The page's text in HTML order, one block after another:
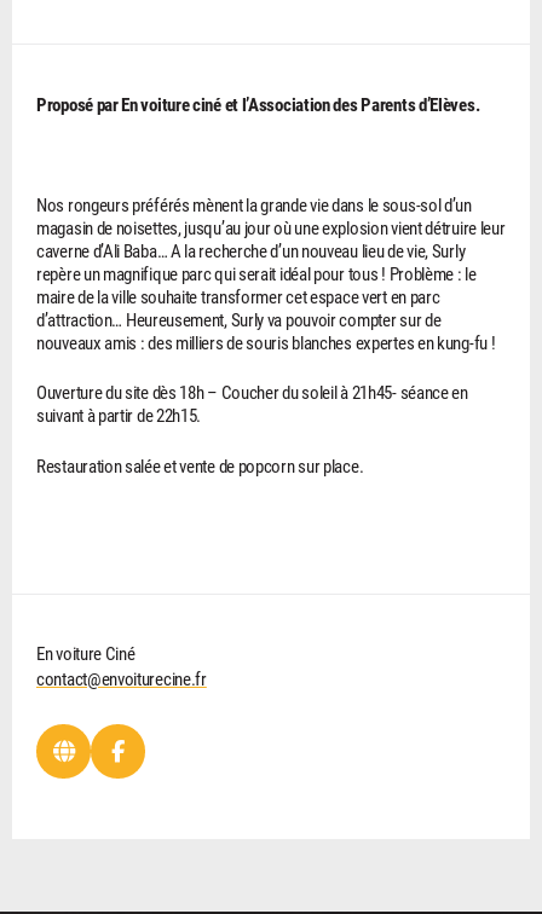
Proposé par En voiture ciné et l’Association des Parents d’Elèves.
Nos rongeurs préférés mènent la grande vie dans le sous-sol d’un
magasin de noisettes, jusqu’au jour où une explosion vient détruire leur
caverne d’Ali Baba… A la recherche d’un nouveau lieu de vie, Surly
repère un magnifique parc qui serait idéal pour tous ! Problème : le
maire de la ville souhaite transformer cet espace vert en parc
d’attraction… Heureusement, Surly va pouvoir compter sur de
nouveaux amis : des milliers de souris blanches expertes en kung-fu !
Ouverture du site dès 18h – Coucher du soleil à 21h45- séance en
suivant à partir de 22h15.
Restauration salée et vente de popcorn sur place.
En voiture Ciné
contact@envoiturecine.fr